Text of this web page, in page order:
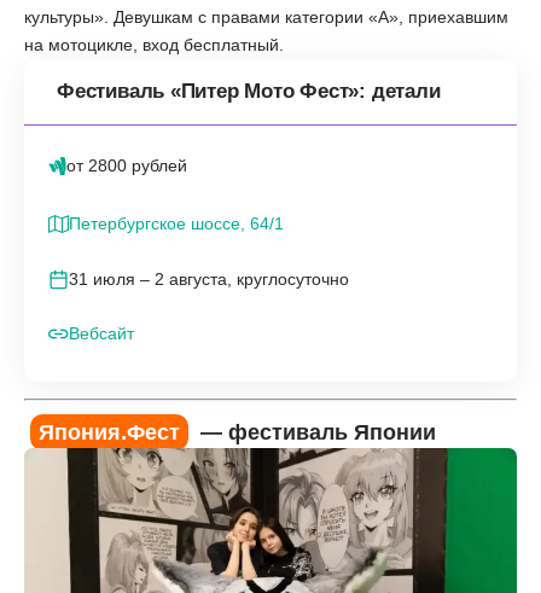
культуры». Девушкам с правами категории «А», приехавшим
на мотоцикле, вход бесплатный.
Фестиваль «Питер Мото Фест»: детали
от 2800 рублей
Петербургское шоссе, 64/1
31 июля – 2 августа, круглосуточно
Вебсайт
Япония.Фест — фестиваль Японии